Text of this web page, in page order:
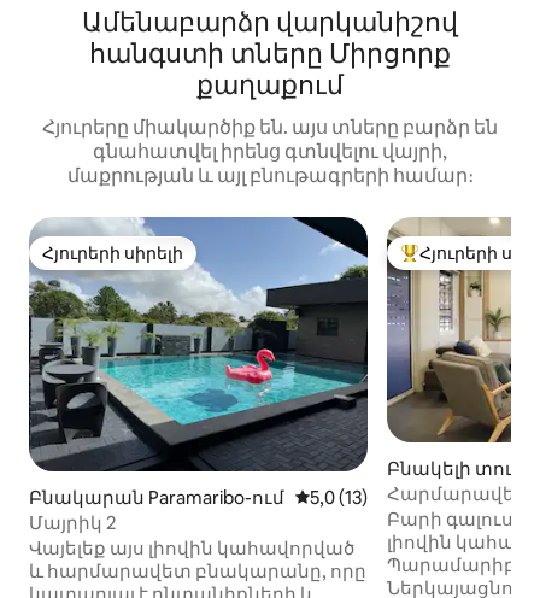
Ամենաբարձր վարկանիշով
հանգստի տները Միրցորք
քաղաքում
Հյուրերը միակարծիք են. այս տները բարձր են
գնահատվել իրենց գտնվելու վայրի,
մաքրության և այլ բնութագրերի համար։
Հյուրերի սիրելի
Հյուրերի սիրելի
Բնակարան Paramaribo-ում Միջին վարկանիշը՝ 5-ից
5,0 (13)
Մայրիկ 2
Վայելեք այս լիովին կահավորված
և հարմարավետ բնակարանը, որը
Հյուրերի
Հյուրերի
Բնակելի տուն
ում
Հարմարավետ
Պարամարիբո
Բարի գալուստ
լիովին
Պարամարիբո
Ներկայացնում